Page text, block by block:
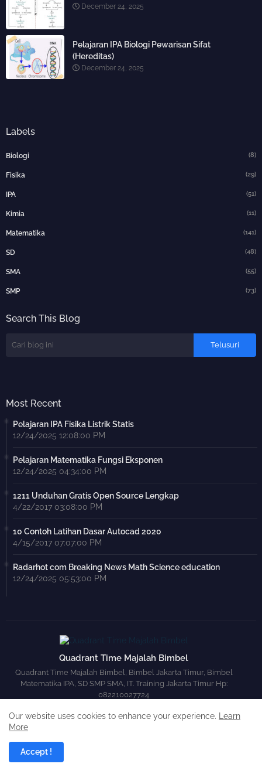
December 24, 2025
Pelajaran IPA Biologi Pewarisan Sifat
(Hereditas)
December 24, 2025
Labels
Biologi (8)
Fisika (29)
IPA (51)
Kimia (11)
Matematika (141)
SD (48)
SMA (55)
SMP (73)
Search This Blog
Most Recent
Pelajaran IPA Fisika Listrik Statis
12/24/2025 12:08:00 PM
Pelajaran Matematika Fungsi Eksponen
12/24/2025 04:34:00 PM
1211 Unduhan Gratis Open Source Lengkap
4/22/2017 03:08:00 PM
10 Contoh Latihan Dasar Autocad 2020
4/15/2017 07:07:00 PM
Radarhot com Breaking News Math Science education
12/24/2025 05:53:00 PM
Quadrant Time Majalah Bimbel
Quadrant Time Majalah Bimbel, Bimbel Jakarta Timur, Bimbel
Matematika IPA, SD SMP SMA, IT. Training Jakarta Timur Hp:
082210027724
Aljabar
Our website uses cookies to enhance your experience.
Learn
More
Accept !